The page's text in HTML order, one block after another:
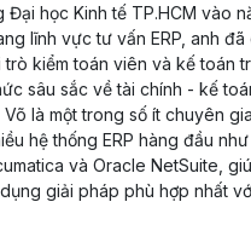
Đại học Kinh tế TP.HCM vào
lĩnh vực tư vấn ERP, anh đã
trò kiểm toán viên và kế toán
sâu sắc về tài chính - kế
là một trong số ít chuyên
hệ thống ERP hàng đầu như
và Oracle NetSuite,
giải pháp phù hợp nhất